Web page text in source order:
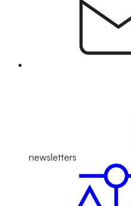
newsletters